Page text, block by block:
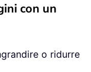
con un
o ridurre